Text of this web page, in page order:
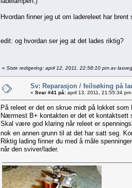
Hvordan finner jeg ut om ladereleet har
edit: og hvordan ser jeg at det lades riktig?
« Siste redigering: april 12, 2011, 22:58:10 pm av
Sv: Reparasjon / feilsøking på
« Svar #41 på: april 13, 2011, 21:55:34 pm
På releet er det en skrue midt på lokket
Nærmest B+ kontakten er det et kontaktsett
Skal være god klaring når releet er
nok en annen grunn til at det har satt seg.
Riktig lading finner du med å måle
når den sviver/lader.